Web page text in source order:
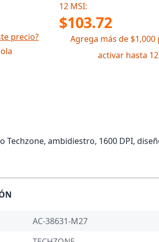
12 MSI:
$103.72
precio?
Agrega más de $1,000
activar hasta
Techzone, ambidiestro, 1600 DPI,
AC-38631-M27